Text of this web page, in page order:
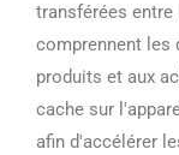
transférées
comprennent les
produits et aux
cache sur
afin d'accélérer